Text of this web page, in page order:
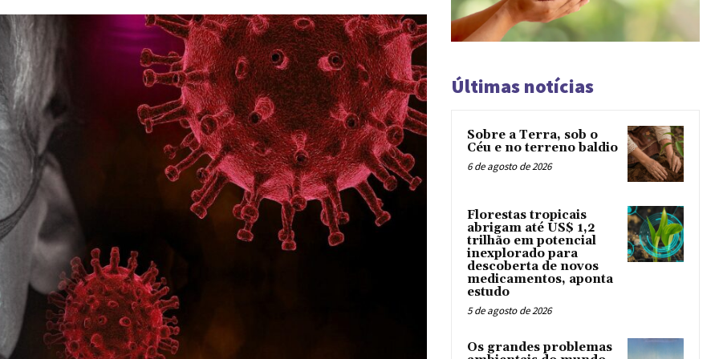
Últimas notícias
Sobre a Terra, sob o
Céu e no terreno baldio
6 de agosto de 2026
Florestas tropicais
abrigam até US$ 1,2
trilhão em potencial
inexplorado para
descoberta de novos
medicamentos, aponta
estudo
5 de agosto de 2026
Os grandes problemas